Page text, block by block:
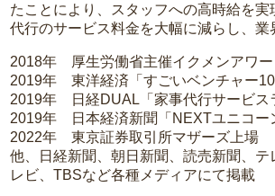
たことにより、スタッフへの高時給を実
代行のサービス料金を大幅に減らし、業
2018年 厚生労働省主催イクメンアワー
2019年 東洋経済「すごいベンチャー
2019年 日経DUAL「家事代行サービス
2019年 日本経済新聞「NEXTユニコー
2022年 東京証券取引所マザーズ上場
他、日経新聞、朝日新聞、読売新聞、テ
レビ、TBSなど各種メディアにて掲載